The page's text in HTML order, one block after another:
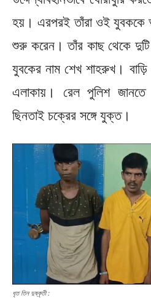
হয়। এরপরই তাঁরা ওই যুবককে
শুরু করেন। তাঁর কাছ থেকে
যুবকের নাম শেখ শাহরুখ। বাড়ি
এলাকায়। রেল পুলিশ
ছিনতাই চক্রের সঙ্গে যুক্ত।
ধৃত তিন দুষ্কৃতী :